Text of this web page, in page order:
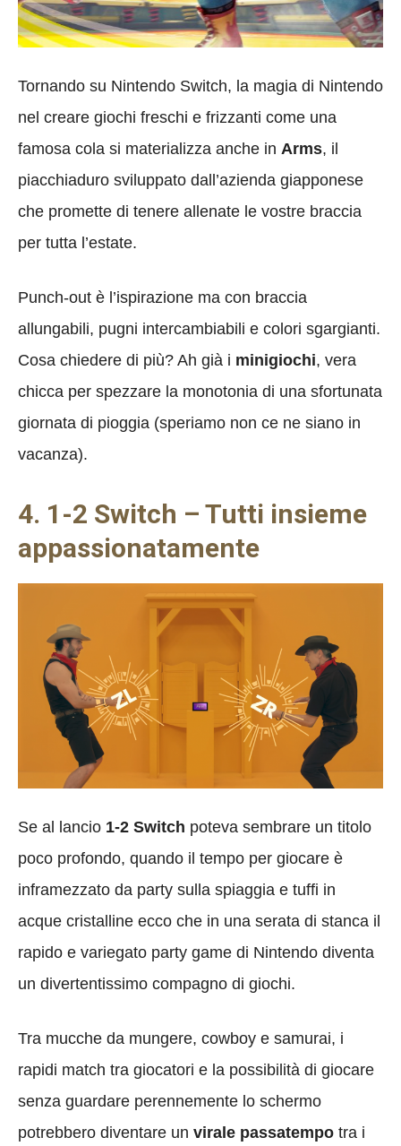
Tornando su Nintendo Switch, la magia di Nintendo
nel creare giochi freschi e frizzanti come una
famosa cola si materializza anche in Arms, il
piacchiaduro sviluppato dall’azienda giapponese
che promette di tenere allenate le vostre braccia
per tutta l’estate.
Punch-out è l’ispirazione ma con braccia
allungabili, pugni intercambiabili e colori sgargianti.
Cosa chiedere di più? Ah già i minigiochi, vera
chicca per spezzare la monotonia di una sfortunata
giornata di pioggia (speriamo non ce ne siano in
vacanza).
4. 1-2 Switch – Tutti insieme
appassionatamente
Se al lancio 1-2 Switch poteva sembrare un titolo
poco profondo, quando il tempo per giocare è
inframezzato da party sulla spiaggia e tuffi in
acque cristalline ecco che in una serata di stanca il
rapido e variegato party game di Nintendo diventa
un divertentissimo compagno di giochi.
Tra mucche da mungere, cowboy e samurai, i
rapidi match tra giocatori e la possibilità di giocare
senza guardare perennemente lo schermo
potrebbero diventare un virale passatempo tra i